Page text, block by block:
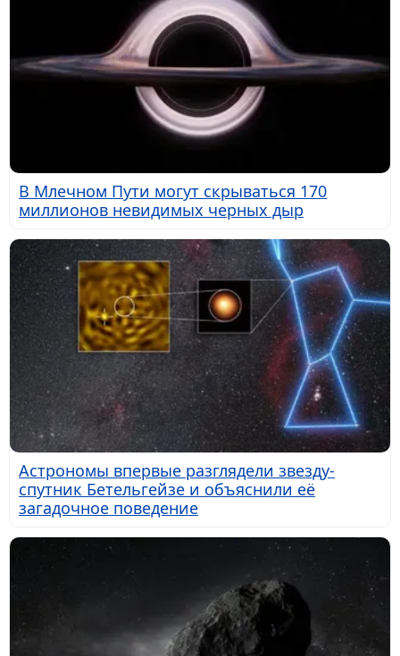
В Млечном Пути могут скрываться 170
миллионов невидимых черных дыр
Астрономы впервые разглядели звезду-
спутник Бетельгейзе и объяснили её
загадочное поведение